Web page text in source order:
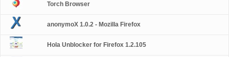
Torch Browser
anonymoX 1.0.2 - Mozilla Firefox
Hola Unblocker for Firefox 1.2.105